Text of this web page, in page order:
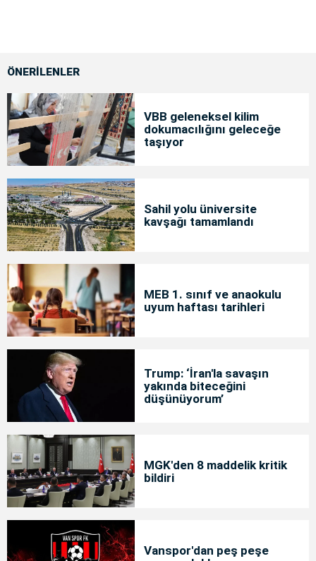
ÖNERİLENLER
VBB geleneksel kilim
dokumacılığını geleceğe
taşıyor
Sahil yolu üniversite
kavşağı tamamlandı
MEB 1. sınıf ve anaokulu
uyum haftası tarihleri
Trump: ‘İran'la savaşın
yakında biteceğini
düşünüyorum’
MGK'den 8 maddelik kritik
bildiri
Vanspor'dan peş peşe